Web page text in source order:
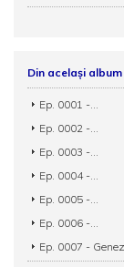
Din același album
Ep. 0001 -...
Ep. 0002 -...
Ep. 0003 -...
Ep. 0004 -...
Ep. 0005 -...
Ep. 0006 -...
Ep. 0007 -